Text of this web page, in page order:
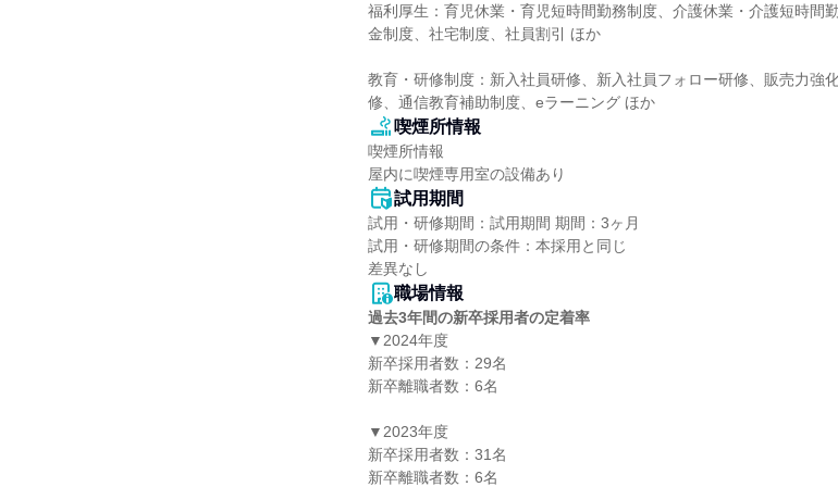
福利厚生：育児休業・育児短時間勤務制度、介護休業・介護短時間
金制度、社宅制度、社員割引 ほか
教育・研修制度：新入社員研修、新入社員フォロー研修、販売力強
修、通信教育補助制度、eラーニング ほか
喫煙所情報
喫煙所情報
屋内に喫煙専用室の設備あり
試用期間
試用・研修期間：試用期間 期間：3ヶ月
試用・研修期間の条件：本採用と同じ
職場情報
過去3年間の新卒採用者の定着率
▼2024年度
新卒採用者数：29名
新卒離職者数：6名
▼2023年度
新卒採用者数：31名
新卒離職者数：6名